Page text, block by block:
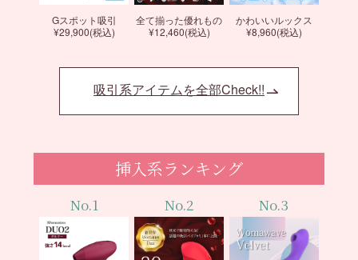
Gスポット吸引
¥29,900(税込)
全て揃った優れもの
¥12,460(税込)
かわいいルックス
¥8,960(税込)
吸引系アイテムを全部Check!!
挿入系ランキング
No.1 No.2 No.3